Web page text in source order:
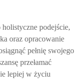
podejście,
oraz opracowanie
pełnię swojego
przełamać
lepiej w życiu